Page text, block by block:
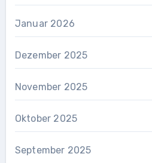
Januar 2026
Dezember 2025
November 2025
Oktober 2025
September 2025